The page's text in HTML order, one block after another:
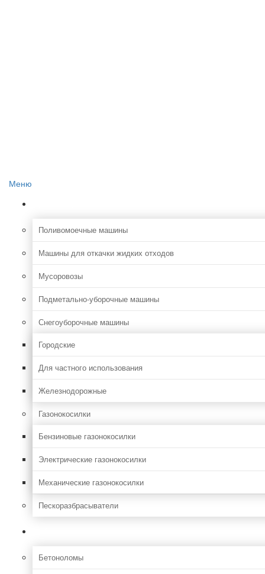
Меню
Поливомоечные машины
Машины для откачки жидких отходов
Мусоровозы
Подметально-уборочные машины
Снегоуборочные машины
Городские
Для частного использования
Железнодорожные
Газонокосилки
Бензиновые газонокосилки
Электрические газонокосилки
Механические газонокосилки
Пескоразбрасыватели
Бетоноломы